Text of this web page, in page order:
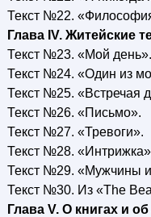
Текст №22.
Глава IV. Житейские
Текст №23. «Мой день».
Текст №24. «Один из
Текст №25. «Встречая
Текст №26. «Письмо».
Текст №27. «Тревоги».
Текст №28.
Текст №29. «Мужчины
Текст №30. Из «The
Глава V. О книгах и